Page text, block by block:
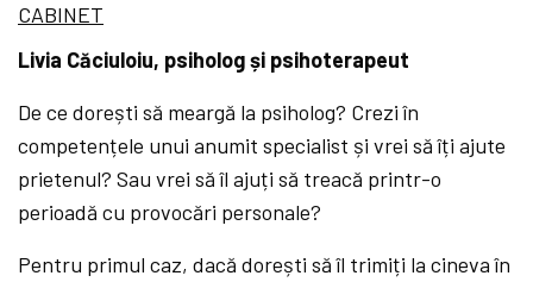
CABINET
Livia Căciuloiu, psiholog și psihoterapeut
De ce dorești să meargă la psiholog? Crezi în
competențele unui anumit specialist și vrei să îți ajute
prietenul? Sau vrei să îl ajuți să treacă printr-o
perioadă cu provocări personale?
Pentru primul caz, dacă dorești să îl trimiți la cineva în